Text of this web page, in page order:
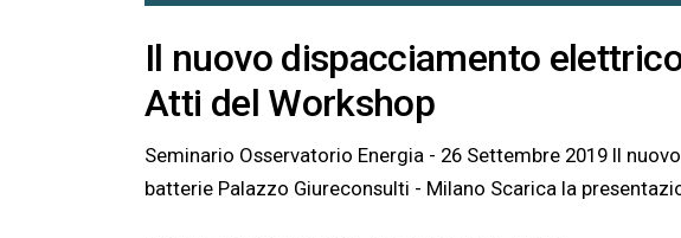
Il nuovo dispacciamento
Atti del Workshop
Seminario Osservatorio Energia - 26 Settembre 2019 Il nuovo dispacciamento elettrico e il ruolo delle
batterie Palazzo Giureconsulti - Milano Scarica la